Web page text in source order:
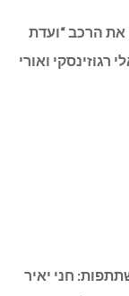
(היה איתן
שיזמה
המועצה שנכחו